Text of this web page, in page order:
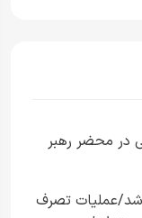
در محضر رهبر
شد/عملیات تصرف